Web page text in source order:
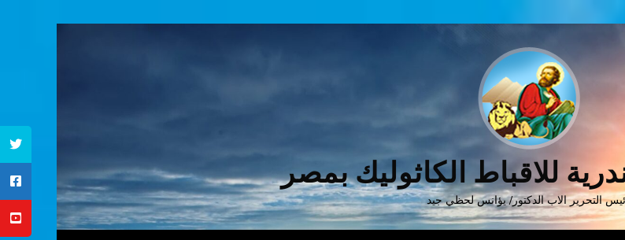
للاقباط الكاثوليك بمصر
التحرير الاب الدكتور/ يؤانس لحظي جيد